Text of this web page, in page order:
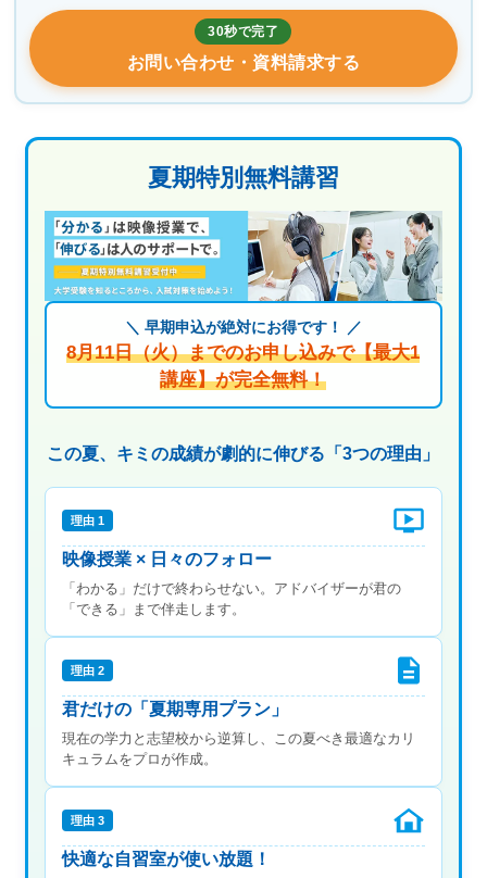
30秒で完了
お問い合わせ・資料請求する
夏期特別無料講習
＼ 早期申込が絶対にお得です！ ／
8月11日（火）までのお申し込みで【最大1
講座】が完全無料！
この夏、キミの成績が劇的に伸びる「3つの理由」
理由 1
映像授業 × 日々のフォロー
「わかる」だけで終わらせない。アドバイザーが君の
「できる」まで伴走します。
理由 2
君だけの「夏期専用プラン」
現在の学力と志望校から逆算し、この夏べき最適なカリ
キュラムをプロが作成。
理由 3
快適な自習室が使い放題！